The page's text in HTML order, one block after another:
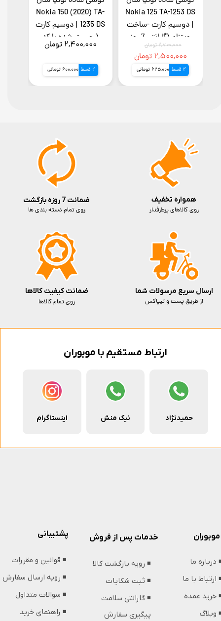
Nokia 150 (2020) TA-
1235 DS | دوسیم کارت
(رجیستر شده با کد
فعالسازی) (7روز گارانتی
تعویض و سلامت کالا)
۲,۴۰۰,۰۰۰ تومان
4 قسط 600,000 تومانی
Nokia 125 TA-1253 DS
| دوسیم کارت -ساخت
ویتنام (گارانتی 7 روز
سلامت کالا)
۲,۷۰۰,۰۰۰ تومان
۲,۵۰۰,۰۰۰ تومان
4 قسط 625,000 تومانی
ارتباط مستقیم با موبوران
حمیدنژاد نیک منش اینستاگرام
ضمانت 7 روزه بازگشت
روی تمام دسته بندی ها
ارسال سریع مرسولات شما
از طریق پست و تیپاکس
ضمانت کیفیت کالاها
روی تمام کالاها
همواره تخفیف
روی کالاهای پرطرفدار
پشتیبانی
◾️ قوانین و مقررات
◾️ رویه ارسال سفارش
◾️ سوالات متداول
◾️ راهنمای خرید
موبوران
درباره ما
ارتباط با ما
خرید عمده
وبلاگ
خدمات پس از فروش
◾️ رویه بازگشت کالا
◾️ ثبت شکایات
◾️ گارانتی سلامت
پیگیری سفارش